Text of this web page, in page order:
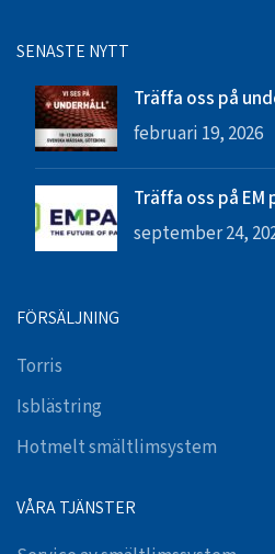
SENASTE NYTT
Träffa oss på
februari 19, 2026
Träffa oss på EM
september 24,
FÖRSÄLJNING
Torris
Isblästring
Hotmelt smältlimsystem
VÅRA TJÄNSTER